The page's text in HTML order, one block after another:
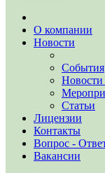
О компании
Новости
События
Новости
Статьи
Лицензии
Контакты
Вопрос -
Вакансии